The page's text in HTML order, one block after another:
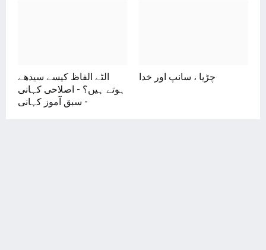
الٹے الفاظ کیسے سیدھے
ہوتے ہیں؟ - اصلاحی کہانی
- سبق آموز کہانی
چڑیا ، سانپ اور خدا